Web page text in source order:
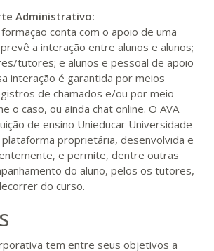
Administrativo:
conta com o apoio de uma
a interação entre alunos e alunos;
tutores; e alunos e pessoal de apoio
interação é garantida por meios
de chamados e/ou por meio
o caso, ou ainda chat online. O AVA
de ensino Unieducar Universidade
proprietária, desenvolvida e
e permite, dentre outras
do aluno, pelos os tutores,
do curso.
tem entre seus objetivos a